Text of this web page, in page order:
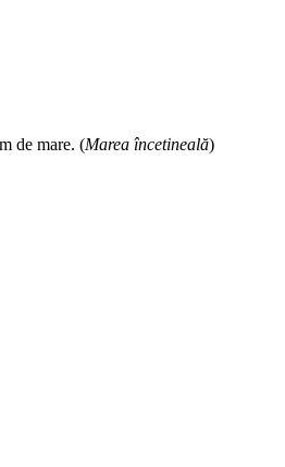
de mare. (Marea încetineală)